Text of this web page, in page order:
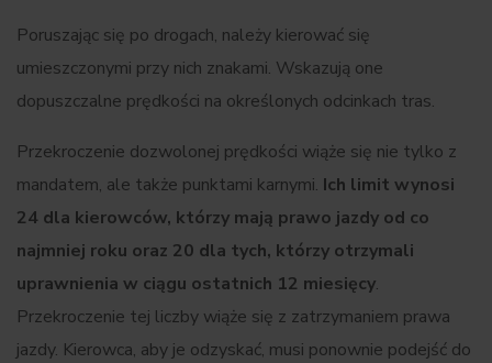
Poruszając się po drogach, należy kierować się
umieszczonymi przy nich znakami. Wskazują one
dopuszczalne prędkości na określonych odcinkach tras.
Przekroczenie dozwolonej prędkości wiąże się nie tylko z
mandatem, ale także punktami karnymi. Ich limit wynosi
24 dla kierowców, którzy mają prawo jazdy od co
najmniej roku oraz 20 dla tych, którzy otrzymali
uprawnienia w ciągu ostatnich 12 miesięcy.
Przekroczenie tej liczby wiąże się z zatrzymaniem prawa
jazdy. Kierowca, aby je odzyskać, musi ponownie podejść do